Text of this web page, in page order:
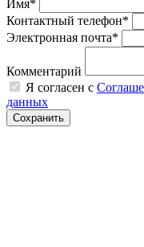
Имя*
Контактный телефон*
Электронная почта*
Комментарий
Я согласен с
данных